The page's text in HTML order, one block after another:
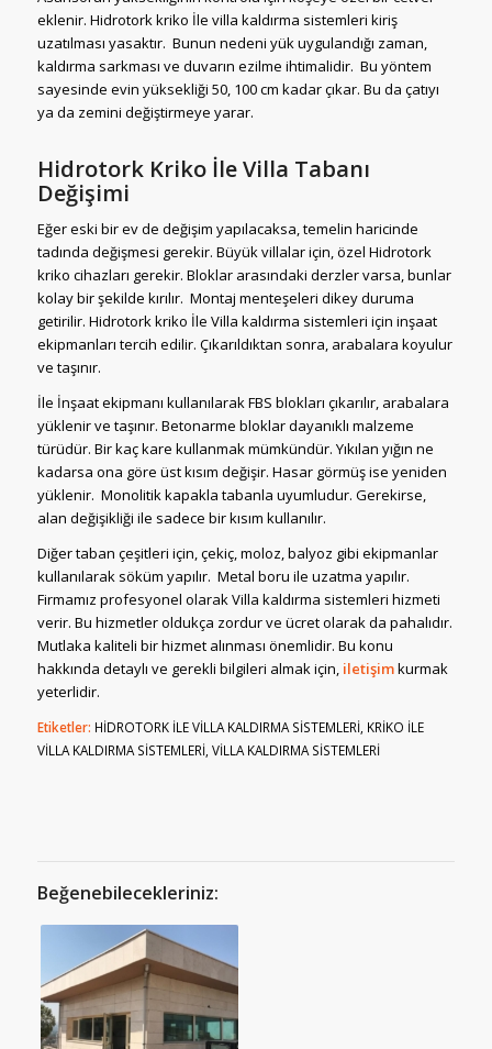
eklenir. Hidrotork kriko İle villa kaldırma sistemleri kiriş
uzatılması yasaktır. Bunun nedeni yük uygulandığı zaman,
kaldırma sarkması ve duvarın ezilme ihtimalidir. Bu yöntem
sayesinde evin yüksekliği 50, 100 cm kadar çıkar. Bu da çatıyı
ya da zemini değiştirmeye yarar.
Hidrotork Kriko İle Villa Tabanı
Değişimi
Eğer eski bir ev de değişim yapılacaksa, temelin haricinde
tadında değişmesi gerekir. Büyük villalar için, özel Hidrotork
kriko cihazları gerekir. Bloklar arasındaki derzler varsa, bunlar
kolay bir şekilde kırılır. Montaj menteşeleri dikey duruma
getirilir. Hidrotork kriko İle Villa kaldırma sistemleri için inşaat
ekipmanları tercih edilir. Çıkarıldıktan sonra, arabalara koyulur
ve taşınır.
İle İnşaat ekipmanı kullanılarak FBS blokları çıkarılır, arabalara
yüklenir ve taşınır. Betonarme bloklar dayanıklı malzeme
türüdür. Bir kaç kare kullanmak mümkündür. Yıkılan yığın ne
kadarsa ona göre üst kısım değişir. Hasar görmüş ise yeniden
yüklenir. Monolitik kapakla tabanla uyumludur. Gerekirse,
alan değişikliği ile sadece bir kısım kullanılır.
Diğer taban çeşitleri için, çekiç, moloz, balyoz gibi ekipmanlar
kullanılarak söküm yapılır. Metal boru ile uzatma yapılır.
Firmamız profesyonel olarak Villa kaldırma sistemleri hizmeti
verir. Bu hizmetler oldukça zordur ve ücret olarak da pahalıdır.
Mutlaka kaliteli bir hizmet alınması önemlidir. Bu konu
hakkında detaylı ve gerekli bilgileri almak için, iletişimkurmak
yeterlidir.
Etiketler: HİDROTORK İLE VİLLA KALDIRMA SİSTEMLERİ KRİKO İLE
VİLLA KALDIRMA SİSTEMLERİ VİLLA KALDIRMA SİSTEMLERİ
Beğenebilecekleriniz: